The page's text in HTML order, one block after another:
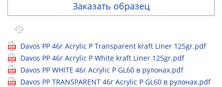
Заказать образец
Davos PP 46г Acrylic P Transparent kraft Liner 125gr.pdf
Davos PP 46г Acrylic P White kraft Liner 125gr.pdf
Davos PP WHITE 46г Acrylic P GL60 в рулонах.pdf
Davos PP TRANSPARENT 46г Acrylic P GL60 в рулонах.pdf